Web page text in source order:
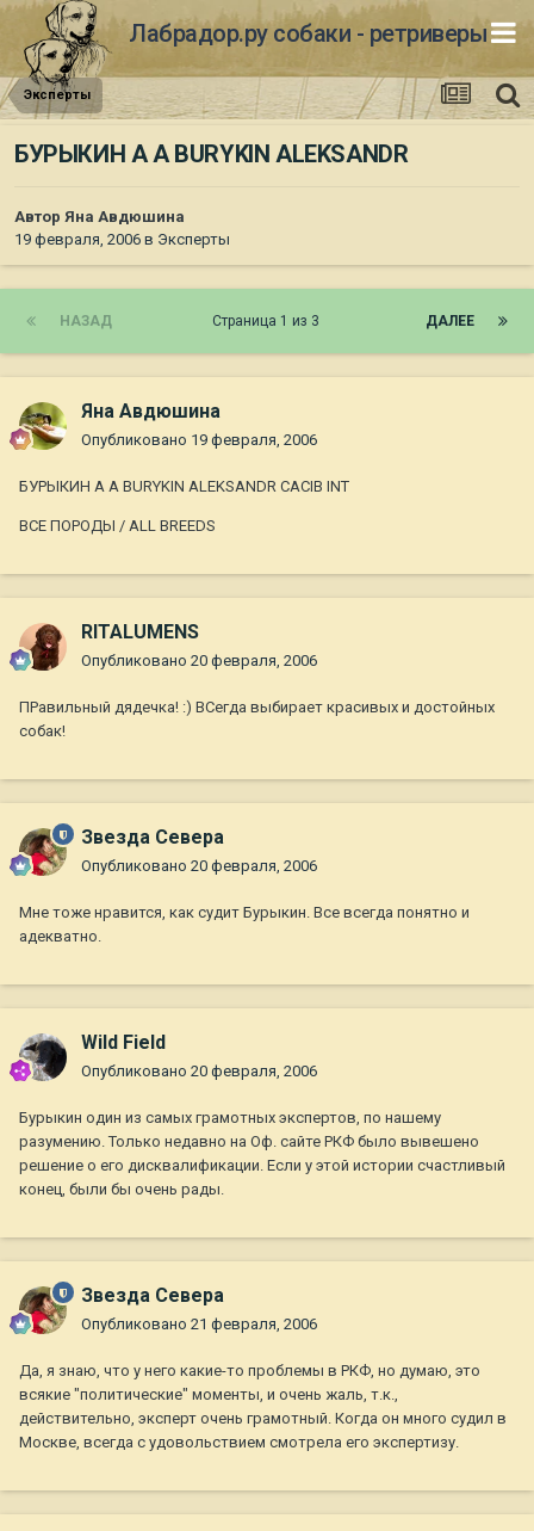
Лабрадор.ру собаки - ретриверы
Эксперты
БУРЫКИН А А BURYKIN ALEKSANDR
Автор Яна Авдюшина
19 февраля, 2006 в Эксперты
НАЗАД ДАЛЕЕ
Страница 1 из 3
Яна Авдюшина
Опубликовано 19 февраля, 2006
БУРЫКИН А А BURYKIN ALEKSANDR CACIB INT
ВСЕ ПОРОДЫ / ALL BREEDS
RITALUMENS
Опубликовано 20 февраля, 2006
ПРавильный дядечка! :) ВСегда выбирает красивых и достойных
собак!
Звезда Севера
Опубликовано 20 февраля, 2006
Мне тоже нравится, как судит Бурыкин. Все всегда понятно и
адекватно.
Wild Field
Опубликовано 20 февраля, 2006
Бурыкин один из самых грамотных экспертов, по нашему
разумению. Только недавно на Оф. сайте РКФ было вывешено
решение о его дисквалификации. Если у этой истории счастливый
конец, были бы очень рады.
Звезда Севера
Опубликовано 21 февраля, 2006
Да, я знаю, что у него какие-то проблемы в РКФ, но думаю, это
всякие "политические" моменты, и очень жаль, т.к.,
действительно, эксперт очень грамотный. Когда он много судил в
Москве, всегда с удовольствием смотрела его экспертизу.